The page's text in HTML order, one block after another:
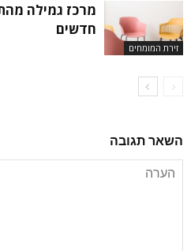
זירת המומחים
מרכז גמילה
חדשים
השאר תגובה